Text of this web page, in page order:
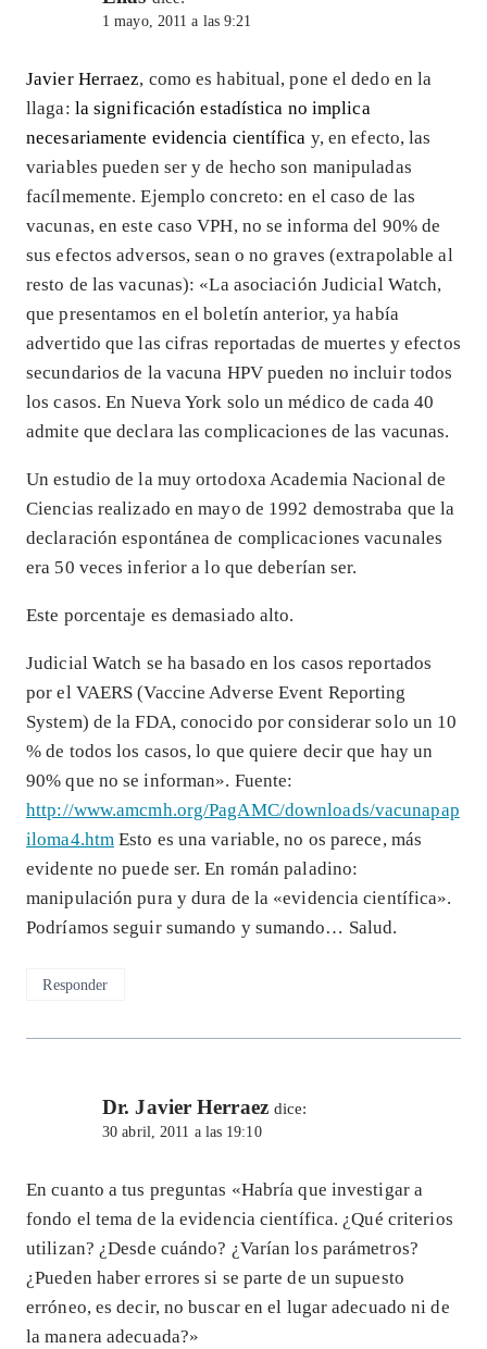
1 mayo, 2011 a las 9:21
Javier Herraez, como es habitual, pone el dedo en la
llaga: la significación estadística no implica
necesariamente evidencia científica y, en efecto, las
variables pueden ser y de hecho son manipuladas
facílmemente. Ejemplo concreto: en el caso de las
vacunas, en este caso VPH, no se informa del 90% de
sus efectos adversos, sean o no graves (extrapolable al
resto de las vacunas): «La asociación Judicial Watch,
que presentamos en el boletín anterior, ya había
advertido que las cifras reportadas de muertes y efectos
secundarios de la vacuna HPV pueden no incluir todos
los casos. En Nueva York solo un médico de cada 40
admite que declara las complicaciones de las vacunas.
Un estudio de la muy ortodoxa Academia Nacional de
Ciencias realizado en mayo de 1992 demostraba que la
declaración espontánea de complicaciones vacunales
era 50 veces inferior a lo que deberían ser.
Este porcentaje es demasiado alto.
Judicial Watch se ha basado en los casos reportados
por el VAERS (Vaccine Adverse Event Reporting
System) de la FDA, conocido por considerar solo un 10
% de todos los casos, lo que quiere decir que hay un
90% que no se informan». Fuente:
http://www.amcmh.org/PagAMC/downloads/vacunapap
iloma4.htm Esto es una variable, no os parece, más
evidente no puede ser. En román paladino:
manipulación pura y dura de la «evidencia científica».
Podríamos seguir sumando y sumando… Salud.
Responder
Dr. Javier Herraez dice:
30 abril, 2011 a las 19:10
En cuanto a tus preguntas «Habría que investigar a
fondo el tema de la evidencia científica. ¿Qué criterios
utilizan? ¿Desde cuándo? ¿Varían los parámetros?
¿Pueden haber errores si se parte de un supuesto
erróneo, es decir, no buscar en el lugar adecuado ni de
la manera adecuada?»